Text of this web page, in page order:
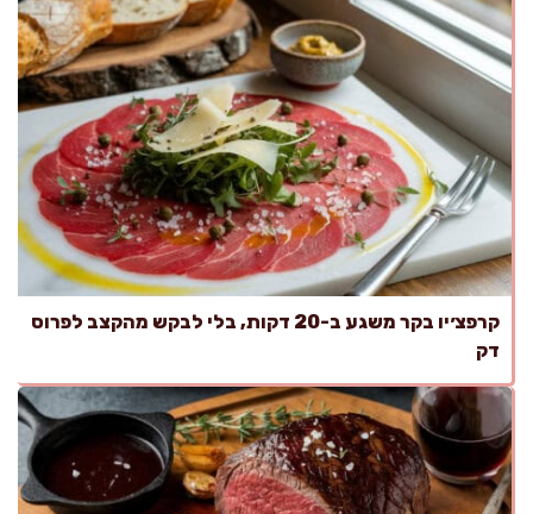
קרפצ׳יו בקר משגע ב-20 דקות, בלי לבקש מהקצב לפרוס
דק